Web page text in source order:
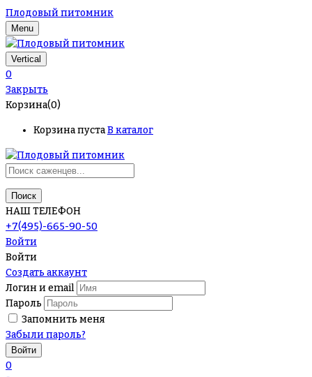
Плодовый питомник
Menu
Vertical
0
Закрыть
Корзина(0)
Корзина пустаВ каталог
Поиск
НАШ ТЕЛЕФОН
+7(495)-665-90-50
Войти
Войти
Создать аккаунт
Логин и email
Пароль
Запомнить меня
Забыли пароль?
0